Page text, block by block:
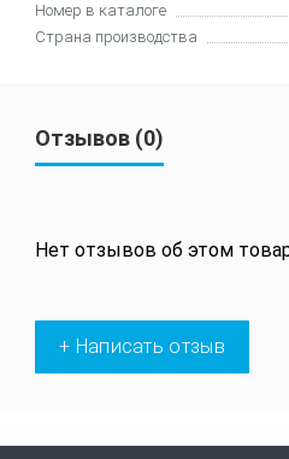
Номер в каталоге
Страна производства
Отзывов (0)
Нет отзывов об этом
+ Написать отзыв